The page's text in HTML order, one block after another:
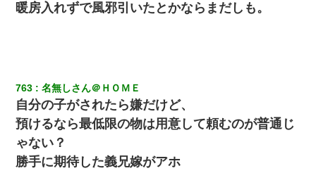
暖房入れずで風邪引いたとかならまだしも。
763 名無しさん＠ＨＯＭＥ
自分の子がされたら嫌だけど、
預けるなら最低限の物は用意して頼むのが普通じ
ゃない？
勝手に期待した義兄嫁がアホ